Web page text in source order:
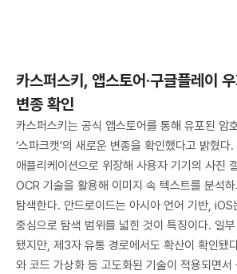
카스퍼스키, 앱스토어·구글플레이
변종 확인
카스퍼스키는 공식 앱스토어를 통해 유포된 암
‘스파크캣’의 새로운 변종을 확인했다고 밝혔
애플리케이션으로 위장해 사용자 기기의 사진
OCR 기술을 활용해 이미지 속 텍스트를 분석
탐색한다. 안드로이드는 아시아 언어 기반, iOS
중심으로 탐색 범위를 넓힌 것이 특징이다. 일
됐지만, 제3자 유통 경로에서도 확산이 확인됐
와 코드 가상화 등 고도화된 기술이 적용되면서